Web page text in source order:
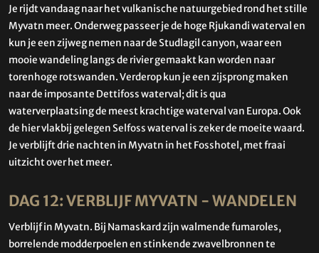
Je rijdt vandaag naar het vulkanische natuurgebied rond het stille
Myvatn meer. Onderweg passeer je de hoge Rjukandi waterval en
kun je een zijweg nemen naar de Studlagil canyon, waar een
mooie wandeling langs de rivier gemaakt kan worden naar
torenhoge rotswanden. Verderop kun je een zijsprong maken
naar de imposante Dettifoss waterval; dit is qua
waterverplaatsing de meest krachtige waterval van Europa. Ook
de hier vlakbij gelegen Selfoss waterval is zeker de moeite waard.
Je verblijft drie nachten in Myvatn in het Fosshotel, met fraai
uitzicht over het meer.
DAG 12: VERBLIJF MYVATN - WANDELEN
Verblijf in Myvatn. Bij Namaskard zijn walmende fumaroles,
borrelende modderpoelen en stinkende zwavelbronnen te